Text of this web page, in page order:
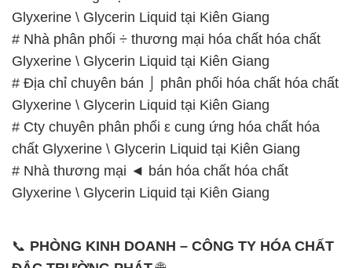
Glyxerine \ Glycerin Liquid tại Kiên Giang
# Nhà phân phối ÷ thương mại hóa chất hóa chất
Glyxerine \ Glycerin Liquid tại Kiên Giang
# Địa chỉ chuyên bán ⌡ phân phối hóa chất hóa chất
Glyxerine \ Glycerin Liquid tại Kiên Giang
# Cty chuyên phân phối ε cung ứng hóa chất hóa
chất Glyxerine \ Glycerin Liquid tại Kiên Giang
# Nhà thương mại ◄ bán hóa chất hóa chất
Glyxerine \ Glycerin Liquid tại Kiên Giang
📞 PHÒNG KINH DOANH – CÔNG TY HÓA CHẤT